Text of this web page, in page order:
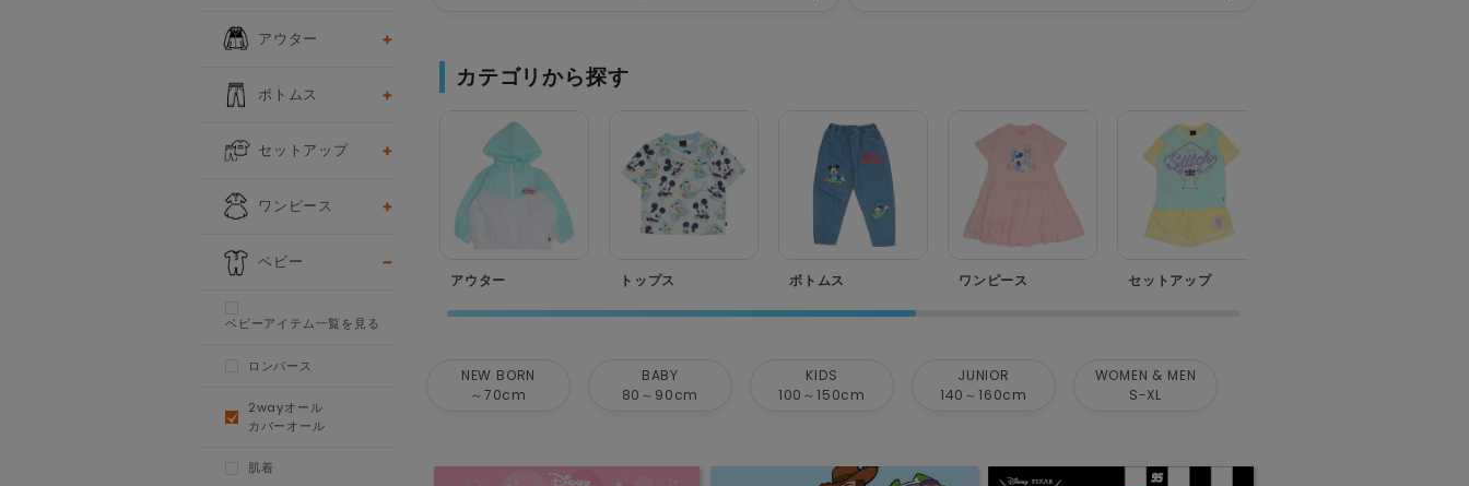
カテゴリから探す
アウター トップス ボトムス ワンピース セットアップ
NEW BORN
～70cm
BABY
80～90cm
KIDS
100～150cm
JUNIOR
140～160cm
WOMEN & MEN
S-XL
アウター
ボトムス
セットアップ
ワンピース
ベビー
ベビーアイテム一覧を見る
ロンパース
2wayオール
カバーオール
肌着